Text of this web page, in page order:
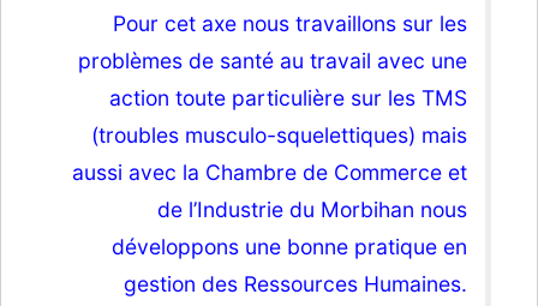
Pour cet axe nous travaillons sur les
problèmes de santé au travail avec une
action toute particulière sur les TMS
(troubles musculo-squelettiques) mais
aussi avec la Chambre de Commerce et
de l’Industrie du Morbihan nous
développons une bonne pratique en
gestion des Ressources Humaines.